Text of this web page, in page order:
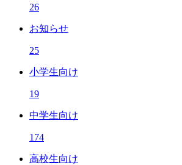
26
お知らせ
25
小学生向け
19
中学生向け
174
高校生向け